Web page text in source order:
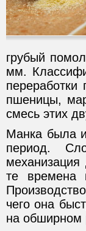
грубый
мм.
пшеницы,
смесь этих
Манка была
период.
те времена
чего она
на обширном